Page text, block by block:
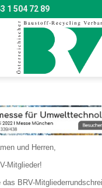
1 504 72 89
und Herren,
Mitglieder!
BRV-